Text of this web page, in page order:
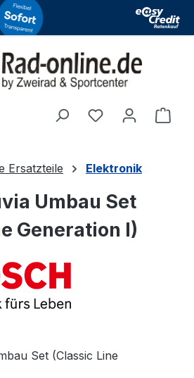
Du hast 0
Ersatzteile Elektronik
Umbau Set
Generation I)